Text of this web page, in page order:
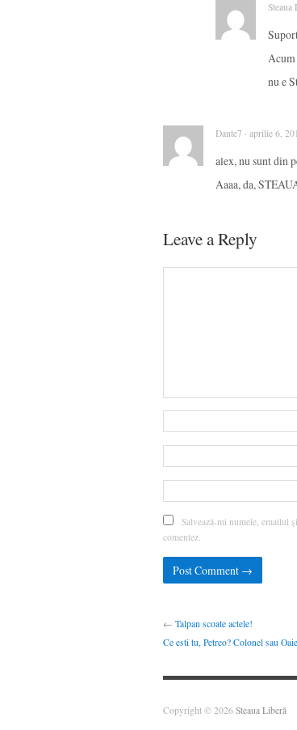
Acum
nu e
Dante7 · aprilie 6,
alex, nu sunt din
Aaaa, da,
Leave a Reply
Salvează-mi numele, emailul
comentez.
← Talpan scoate actele!
Ce esti tu, Petreo? Colonel sau
Copyright © 2026 Steaua Liberă